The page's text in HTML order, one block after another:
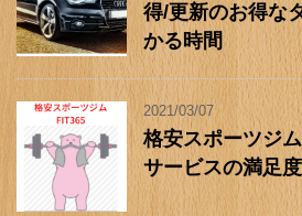
得/更新のお得な
かる時間
2021/03/07
格安スポーツジ
サービスの満足